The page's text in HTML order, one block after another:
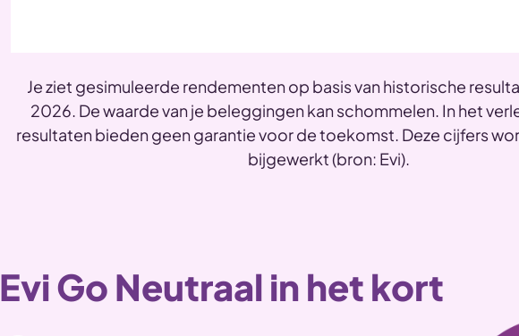
Je ziet gesimuleerde rendementen op basis van historische
2026. De waarde van je beleggingen kan schommelen. In het
resultaten bieden geen garantie voor de toekomst. Deze cijfers
bijgewerkt (bron: Evi).
Evi Go Neutraal in het kort